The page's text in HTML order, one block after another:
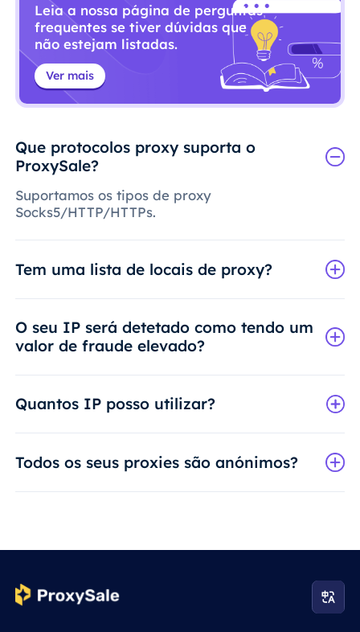
Leia a nossa página de perguntas
frequentes se tiver dúvidas que
não estejam listadas.
Ver mais
Que protocolos proxy suporta o
ProxySale?
Suportamos os tipos de proxy
Socks5/HTTP/HTTPs.
Tem uma lista de locais de proxy?
O seu IP será detetado como tendo um
valor de fraude elevado?
Quantos IP posso utilizar?
Todos os seus proxies são anónimos?